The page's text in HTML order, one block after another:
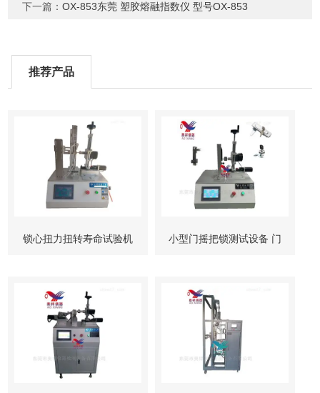
下一篇：OX-853东莞 塑胶熔融指数仪 型号OX-853
推荐产品
锁心扭力扭转寿命试验机 小型门摇把锁测试设备 门